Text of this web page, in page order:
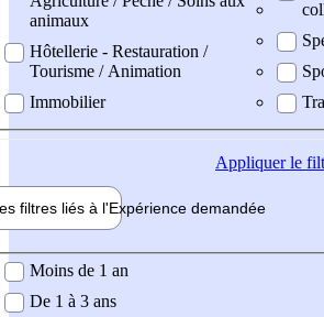
animaux
Hôtellerie - Restauration /
Tourisme / Animation
Immobilier
Appliquerle
filtres liés à l'Expérience demandée
demandée
Moins de 1 an
De 1 à 3 ans